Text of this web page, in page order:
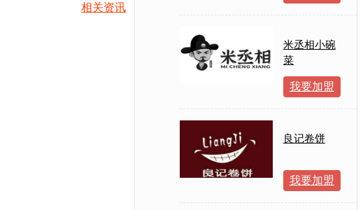
相关资讯
米丞相小碗
菜
我要加盟
良记卷饼
我要加盟